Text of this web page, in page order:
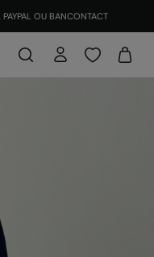
PAYPAL OU BANCONTACT